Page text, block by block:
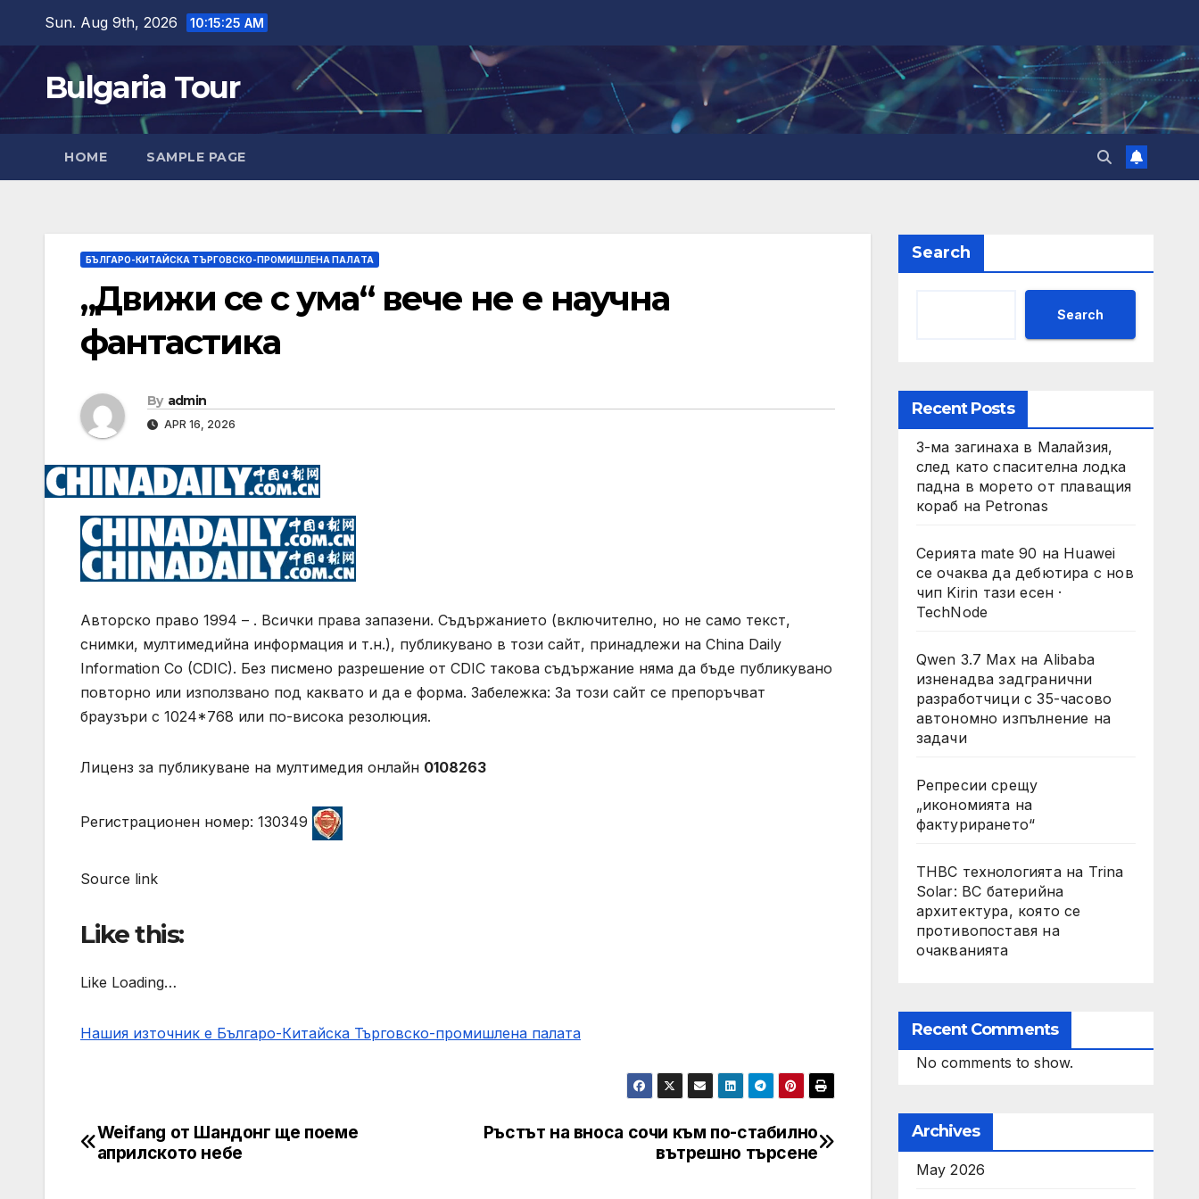
content
Sun. Aug 9th, 2026 10:15:26 AM
Bulgaria Tour
HOME SAMPLE PAGE
БЪЛГАРО-КИТАЙСКА ТЪРГОВСКО-ПРОМИШЛЕНА ПАЛAТА
„Движи се с ума“ вече не е научна
фантастика
By admin
APR 16, 2026
Авторско право 1994 – . Всички права запазени. Съдържанието (включително, но не само текст,
снимки, мултимедийна информация и т.н.), публикувано в този сайт, принадлежи на China Daily
Information Co (CDIC). Без писмено разрешение от CDIC такова съдържание няма да бъде публикувано
повторно или използвано под каквато и да е форма. Забележка: За този сайт се препоръчват
браузъри с 1024*768 или по-висока резолюция.
Лиценз за публикуване на мултимедия онлайн 0108263
Регистрационен номер: 130349
Source link
Like this:
Like Loading…
Нашия източник е Българо-Китайска Търговско-промишлена палaта
Post
Ръстът на вноса сочи към по-стабилно
вътрешно търсене
Weifang от Шандонг ще поеме
априлското небе
Search
Search
Recent Posts
3-ма загинаха в Малайзия,
след като спасителна лодка
падна в морето от плаващия
кораб на Petronas
Серията mate 90 на Huawei
се очаква да дебютира с нов
чип Kirin тази есен ·
TechNode
Qwen 3.7 Max на Alibaba
изненадва задгранични
разработчици с 35-часово
автономно изпълнение на
задачи
Репресии срещу
„икономията на
фактурирането“
THBC технологията на Trina
Solar: BC батерийна
архитектура, която се
противопоставя на
очакванията
Recent Comments
No comments to show.
Archives
May 2026